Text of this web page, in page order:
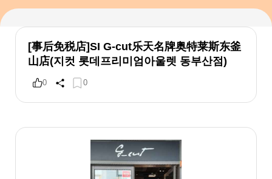
[事后免税店]SI G-cut乐天名牌奥特莱斯东釜
山店(지컷 롯데프리미엄아울렛 동부산점)
0 0